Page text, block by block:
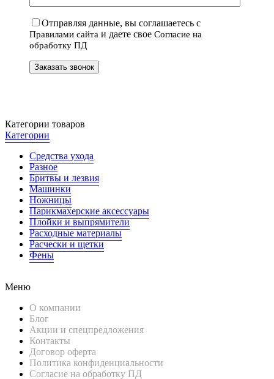
Отправляя данные, вы соглашаетесь с
Правилами сайта и даете свое Согласие на
обработку ПД
Категории товаров
Категории
Средства ухода
Разное
Бритвы и лезвия
Машинки
Ножницы
Парикмахерские аксессуары
Плойки и выпрямители
Расходные материалы
Расчески и щетки
Фены
Меню
О компании
Блог
Акции и спецпредложения
Контакты
Договор оферта
Политика конфиденциальности
Согласие на обработку ПД